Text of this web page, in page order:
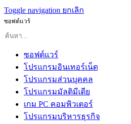
Toggle navigation ยกเลิก
ซอฟต์แวร์
ซอฟต์แวร์
โปรแกรมอินเทอร์เน็ต
โปรแกรมส่วนบุคคล
โปรแกรมมัลติมีเดีย
เกม PC คอมพิวเตอร์
โปรแกรมบริหารธุรกิจ